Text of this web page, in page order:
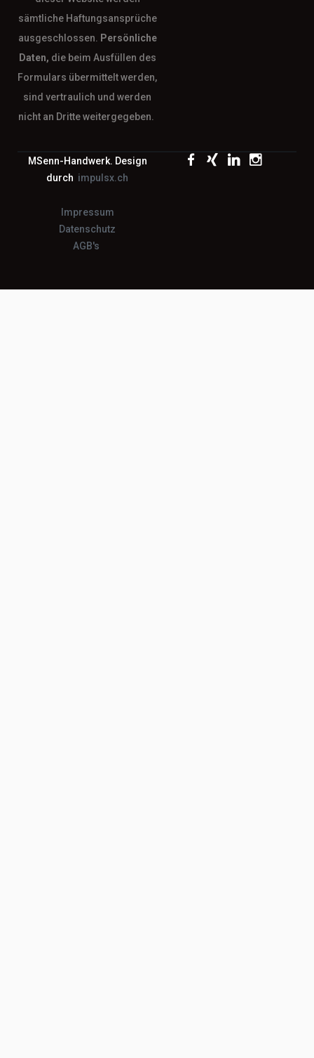
sämtliche Haftungsansprüche
ausgeschlossen. Persönliche
Daten, die beim Ausfüllen des
Formulars übermittelt werden,
sind vertraulich und werden
nicht an Dritte weitergegeben.
MSenn-Handwerk. Design
durch impulsx.ch
Impressum
Datenschutz
AGB's